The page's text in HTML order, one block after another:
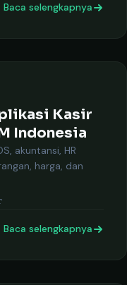
Baca selengkapnya
Kasir
Indonesia
akuntansi, HR
harga, dan
Baca selengkapnya